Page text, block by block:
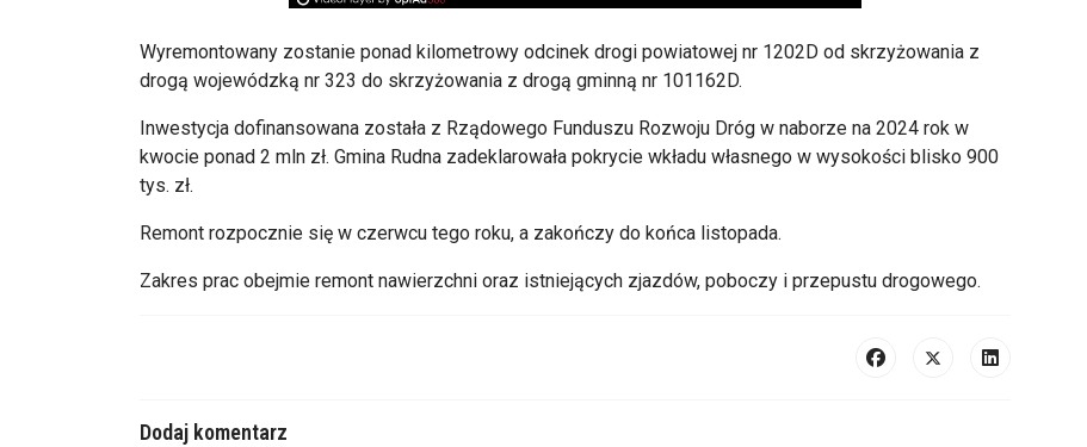
Wyremontowany zostanie ponad kilometrowy odcinek drogi powiatowej nr 1202D od skrzyżowania z
drogą wojewódzką nr 323 do skrzyżowania z drogą gminną nr 101162D.
Inwestycja dofinansowana została z Rządowego Funduszu Rozwoju Dróg w naborze na 2024 rok w
kwocie ponad 2 mln zł. Gmina Rudna zadeklarowała pokrycie wkładu własnego w wysokości blisko 900
tys. zł.
Remont rozpocznie się w czerwcu tego roku, a zakończy do końca listopada.
Zakres prac obejmie remont nawierzchni oraz istniejących zjazdów, poboczy i przepustu drogowego.
Dodaj komentarz